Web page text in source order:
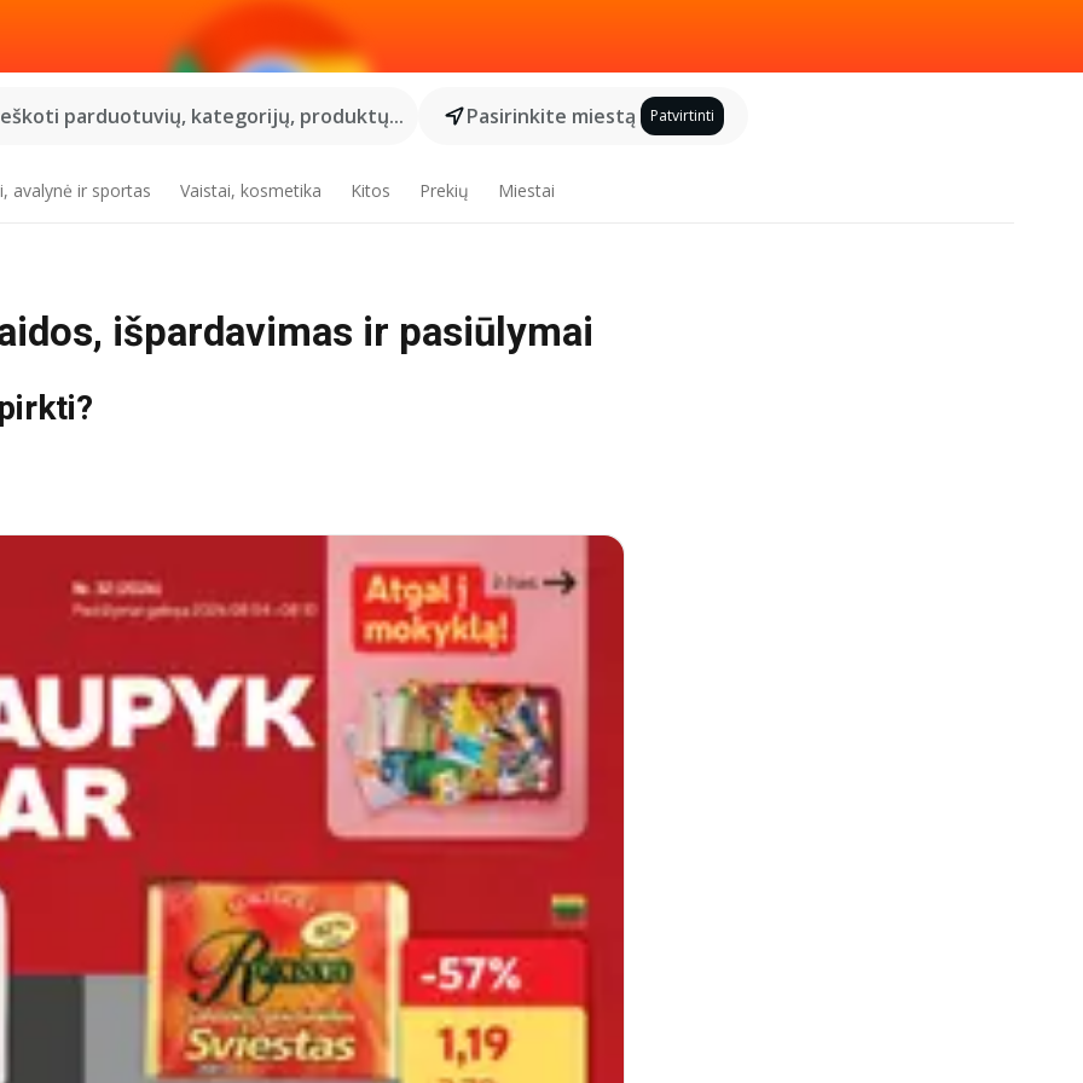
parduotuvių, kategorijų, produktų... Pasirinkite miestą Patvirtinti
avalynė ir sportas Vaistai, kosmetika Kitos Prekių Miestai
išpardavimas ir pasiūlymai